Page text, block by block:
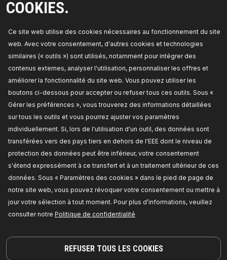
COOKIES.
Ce site web utilise des cookies nécessaires au fonctionnement du site
web. Avec votre consentement, d'autres cookies et technologies
similaires (« outils ») sont utilisés, notamment pour intégrer des
contenus externes, analyser l'utilisation, personnaliser les offres et
améliorer la fonctionnalité du site web. Vous pouvez utiliser les
boutons ci-dessous pour accepter ou refuser tous ces outils. Sous «
Gérer les préférences », vous trouverez des informations détaillées
sur tous les outils et vous pourrez ajuster vos paramètres
individuellement. Si, lors de l'utilisation d'un outil, des données sont
transférées vers des pays tiers en dehors de l'EEE dont le niveau de
protection des données peut être inférieur, votre consentement
s'étend expressément à ce transfert et à un traitement ultérieur de ces
données. Sous « Paramètres des cookies » dans le pied de page de
notre site web, vous pouvez révoquer votre consentement ou mettre à
jour votre sélection à tout moment. Pour plus d’informations, veuillez
consulter notre Politique de confidentialité
REFUSER TOUS LES COOKIES
L'aspect réel du produit peut différer de celui de l'image
NUMÉRO OEM
VÉHICULES CONCERNÉS
MEILLEURES VENTES DANS VOTRE PAYS
PIÈCES COMPATIBLES